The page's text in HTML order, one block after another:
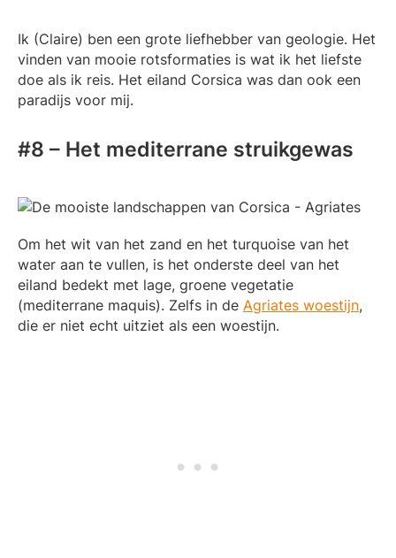
Ik (Claire) ben een grote liefhebber van geologie. Het
vinden van mooie rotsformaties is wat ik het liefste
doe als ik reis. Het eiland Corsica was dan ook een
paradijs voor mij.
#8 – Het mediterrane struikgewas
Om het wit van het zand en het turquoise van het
water aan te vullen, is het onderste deel van het
eiland bedekt met lage, groene vegetatie
(mediterrane maquis). Zelfs in de Agriates woestijn,
die er niet echt uitziet als een woestijn.